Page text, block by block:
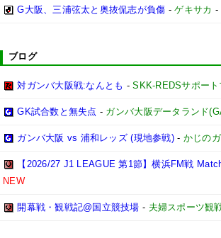
G大阪、三浦弦太と奥抜侃志が負傷 -ゲキサカ -
ブログ
対ガンバ大阪戦:なんとも -SKK-REDSサポー
GK試合数と無失点 - ガンバ大阪データランド
ガンバ大阪 vs 浦和レッズ (現地参戦)- かじの
【2026/27 J1 LEAGUE 第1節】横浜FM戦
NEW
開幕戦・観戦記@国立競技場 - 夫婦スポーツ観